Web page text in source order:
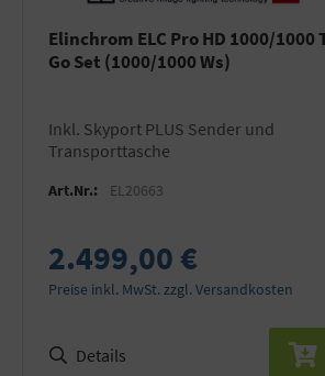
Elinchrom ELC Pro HD 1000/1000
Go Set (1000/1000 Ws)
inkl. Skyport PLUS Sender und
Transporttasche
Art.Nr.: EL20663
2.499,00 €
Preise inkl. MwSt. zzgl. Versandkosten
Details